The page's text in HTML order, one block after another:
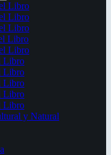
Libro
Libro
Libro
Libro
Libro
Libro
Libro
Libro
Libro
Libro
y Natural